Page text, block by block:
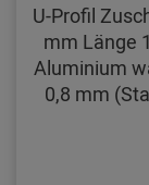
U-Profil
mm Länge
Aluminium
0,8 mm